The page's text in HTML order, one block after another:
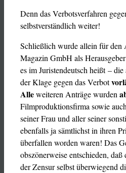
Denn das Verbotsverfahren
selbstverständlich weiter!
Schließlich wurde allein für
Magazin GmbH als
es im Juristendeutsch heißt –
der Klage gegen das Verbot
Alleweiteren Anträge wurden
Filmproduktionsfirma sowie
seiner Frau und aller seiner
ebenfalls ja sämtlichst in ihren
überfallen worden waren! Das
obszönerweise entschieden,
der Zensur selbst überwiegend